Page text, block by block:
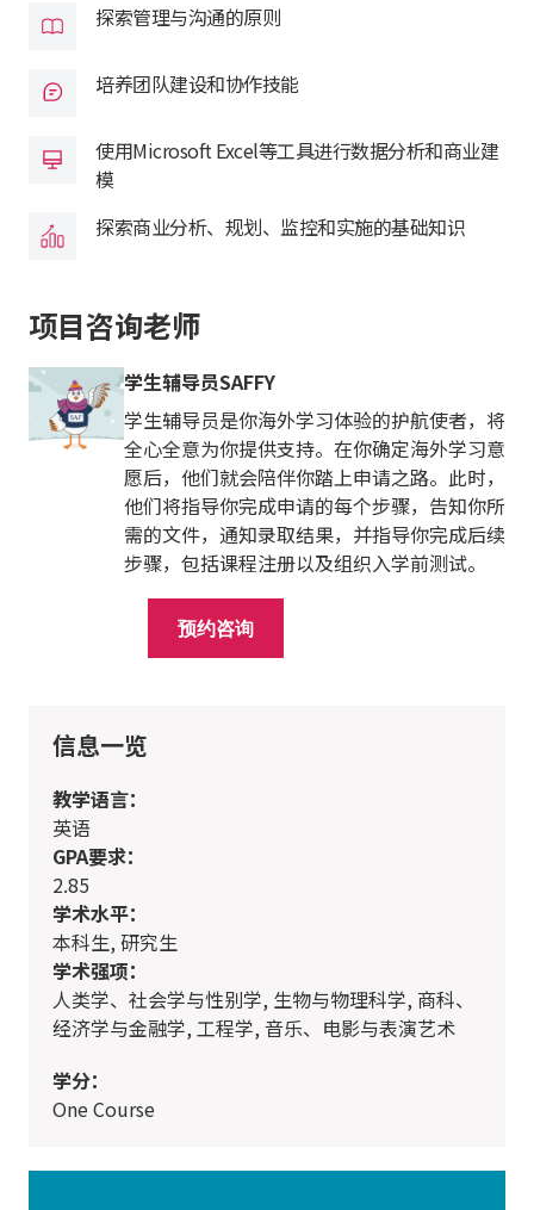
探索管理与沟通的原则
培养团队建设和协作技能
使用Microsoft Excel等工具进行数据分析和商业建
模
探索商业分析、规划、监控和实施的基础知识
项目咨询老师
学生辅导员SAFFY
学生辅导员是你海外学习体验的护航使者，将
全心全意为你提供支持。在你确定海外学习意
愿后，他们就会陪伴你踏上申请之路。此时，
他们将指导你完成申请的每个步骤，告知你所
需的文件，通知录取结果，并指导你完成后续
步骤，包括课程注册以及组织入学前测试。
预约咨询
信息一览
教学语言：
英语
GPA要求：
2.85
学术水平：
本科生, 研究生
学术强项：
人类学、社会学与性别学, 生物与物理科学, 商科、
经济学与金融学, 工程学, 音乐、电影与表演艺术
学分：
One Course